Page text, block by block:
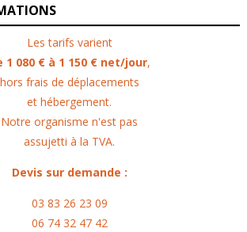
Les tarifs varient
1 080 € à 1 150 € net/jour,
hors frais de déplacements
et hébergement.
Notre organisme n'est pas
assujetti à la TVA.
Devis sur demande :
03 83 26 23 09
06 74 32 47 42